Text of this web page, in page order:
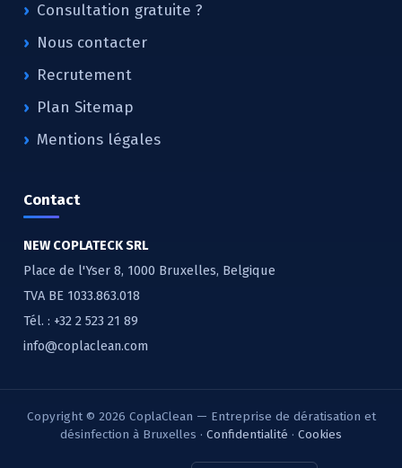
Consultation gratuite ?
Nous contacter
Recrutement
Plan Sitemap
Mentions légales
Contact
NEW COPLATECK SRL
Place de l'Yser 8, 1000 Bruxelles, Belgique
TVA BE 1033.863.018
Tél. : +32 2 523 21 89
info@coplaclean.com
Copyright © 2026 CoplaClean — Entreprise de dératisation et
désinfection à Bruxelles · Confidentialité · Cookies